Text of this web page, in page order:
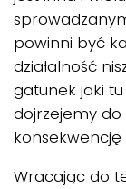
powinni być
działalność
gatunek jaki
dojrzejemy
konsekwencję
Wracając do